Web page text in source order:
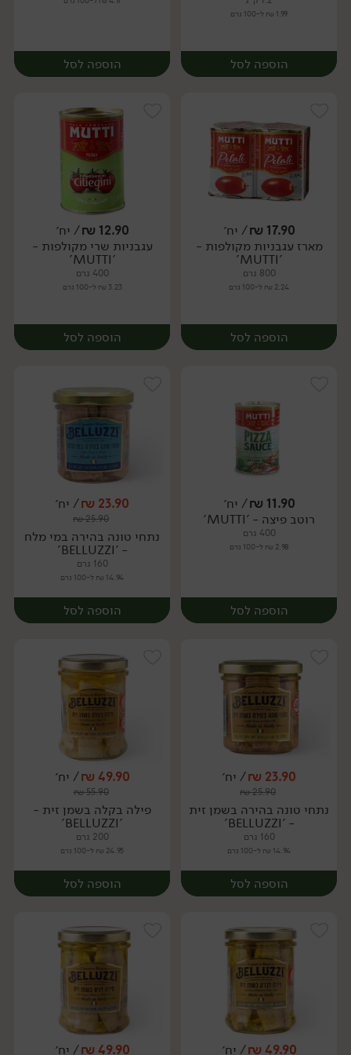
1.99 ₪ ל-100 גרם
הוספה לסל
יח׳
הוספה לסל
יח׳
17.90
₪/ יח׳
מארז עגבניות מקולפות -
'MUTTI'
800 גרם
2.24 ₪ ל-100 גרם
הוספה לסל
יח׳
12.90
₪/ יח׳
עגבניות שרי מקולפות -
'MUTTI'
400 גרם
3.23 ₪ ל-100 גרם
הוספה לסל
יח׳
11.90
₪/ יח׳
רוטב פיצה - 'MUTTI'
400 גרם
2.98 ₪ ל-100 גרם
הוספה לסל
יח׳
23.90
₪/ יח׳
25.90
₪
נתחי טונה בהירה במי מלח
- 'BELLUZZI'
160 גרם
14.94 ₪ ל-100 גרם
הוספה לסל
יח׳
23.90
₪/ יח׳
25.90
₪
נתחי טונה בהירה בשמן זית
- 'BELLUZZI'
160 גרם
14.94 ₪ ל-100 גרם
הוספה לסל
49.90
₪/ יח׳
55.90
₪
פילה בקלה בשמן זית -
'BELLUZZI'
200 גרם
24.95 ₪ ל-100 גרם
הוספה לסל
49.90
₪/ יח׳ 49.90
₪/ יח׳